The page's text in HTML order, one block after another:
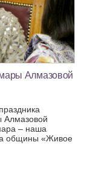
Алмазовой
Алмазовой
– наша
общины «Живое